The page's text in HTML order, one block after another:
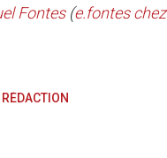
Fontes(e.fonteschez